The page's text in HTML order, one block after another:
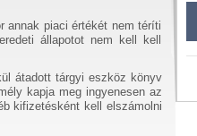
annak piaci értékét nem téríti
állapotot nem kell kell
átadott tárgyi eszköz könyv
kapja meg ingyenesen az
kifizetésként kell elszámolni